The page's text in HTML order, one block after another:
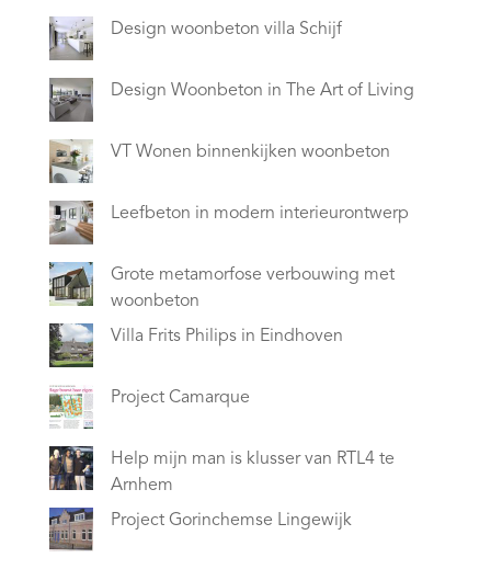
Design woonbeton villa Schijf
Design Woonbeton in The Art of Living
VT Wonen binnenkijken woonbeton
Leefbeton in modern interieurontwerp
Grote metamorfose verbouwing met
woonbeton
Villa Frits Philips in Eindhoven
Project Camarque
Help mijn man is klusser van RTL4 te
Arnhem
Project Gorinchemse Lingewijk